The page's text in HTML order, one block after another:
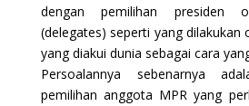
dengan pemilihan presiden
(delegates) seperti yang dilakukan
yang diakui dunia sebagai cara
Persoalannya sebenarnya
pemilihan anggota MPR yang